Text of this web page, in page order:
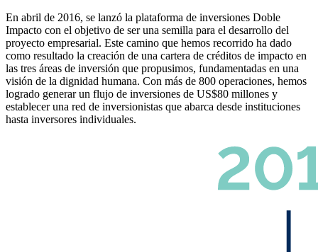
En abril de 2016, se lanzó la plataforma de inversiones Doble
Impacto con el objetivo de ser una semilla para el desarrollo del
proyecto empresarial. Este camino que hemos recorrido ha dado
como resultado la creación de una cartera de créditos de impacto en
las tres áreas de inversión que propusimos, fundamentadas en una
visión de la dignidad humana. Con más de 800 operaciones, hemos
logrado generar un flujo de inversiones de US$80 millones y
establecer una red de inversionistas que abarca desde instituciones
hasta inversores individuales.